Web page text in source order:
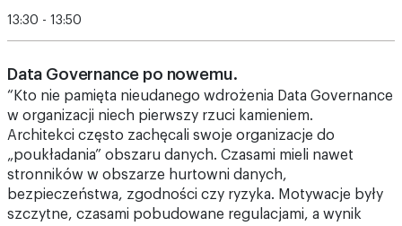
13:30 - 13:50
Data Governance po nowemu.
“Kto nie pamięta nieudanego wdrożenia Data Governance
w organizacji niech pierwszy rzuci kamieniem.
Architekci często zachęcali swoje organizacje do
„poukładania” obszaru danych. Czasami mieli nawet
stronników w obszarze hurtowni danych,
bezpieczeństwa, zgodności czy ryzyka. Motywacje były
szczytne, czasami pobudowane regulacjami, a wynik